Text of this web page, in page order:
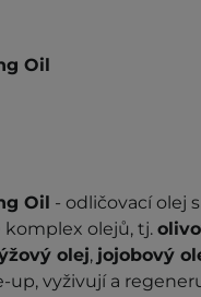
Oil
Oil - odličovací olej
olejů, tj.
olej, jojobový
up, vyživují a